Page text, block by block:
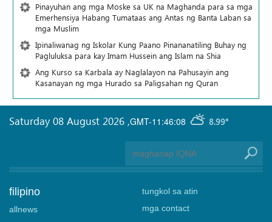
Pinayuhan ang mga Moske sa UK na Maghanda para sa mga
Emerhensiya Habang Tumataas ang Antas ng Banta Laban sa
mga Muslim
Ipinaliwanag ng Iskolar Kung Paano Pinananatiling Buhay ng
Pagluluksa para kay Imam Hussein ang Islam na Shia
Ang Kurso sa Karbala ay Naglalayon na Pahusayin ang
Kasanayan ng mga Hurado sa Paligsahan ng Quran
GMT-11:46:08 8.99°
Saturday 08 August 2026 ,
filipino
allnews
tungkol sa atin
mga contact